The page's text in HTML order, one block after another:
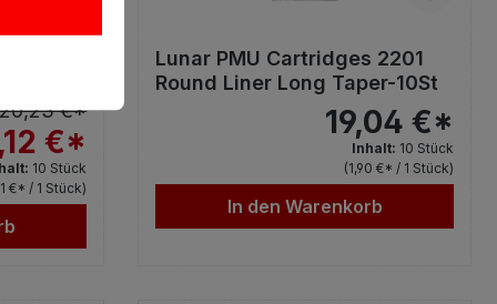
20,23 €*
€*
10 Stück
€* / 1 Stück)
Lunar PMU Cartridges 2201
Round Liner Long Taper-10St
19,04 €*
Inhalt: 10 Stück
(1,90 €* / 1 Stück)
In den Warenkorb